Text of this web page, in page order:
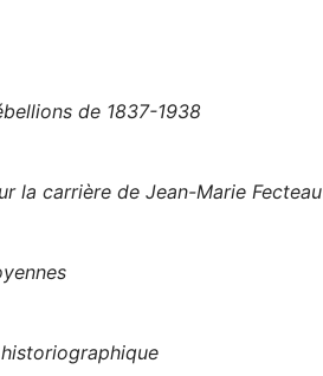
de 1837-1938
la carrière de Jean-Marie Fecteau